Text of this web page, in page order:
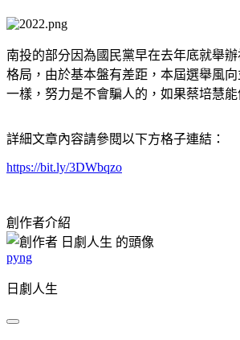
南投的部分因為國民黨早在去年底就舉
格局，由於基本盤有差距，本屆選舉風
一樣，努力是不會騙人的，如果蔡培慧
詳細文章內容請參閱以下方格子連結：
https://bit.ly/3DWbqzo
創作者介紹
pyng
日劇人生